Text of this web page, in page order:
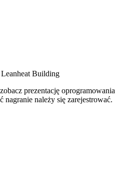
Building
prezentację oprogramowania
należy się zarejestrować.